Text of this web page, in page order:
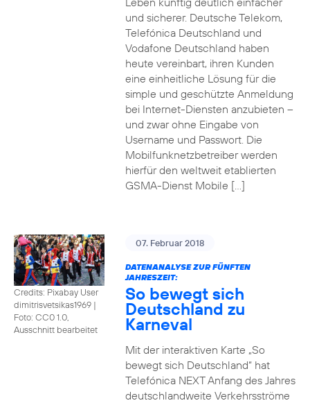
und sicherer. Deutsche Telekom,
Telefónica Deutschland und
Vodafone Deutschland haben
heute vereinbart, ihren Kunden
eine einheitliche Lösung für die
simple und geschützte Anmeldung
bei Internet-Diensten anzubieten –
und zwar ohne Eingabe von
Username und Passwort. Die
Mobilfunknetzbetreiber werden
hierfür den weltweit etablierten
GSMA-Dienst Mobile […]
Credits: Pixabay User
dimitrisvetsikas1969 |
Foto: CC0 1.0,
Ausschnitt bearbeitet
07. Februar 2018
DATENANALYSE ZUR FÜNFTEN
JAHRESZEIT:
So bewegt sich
Deutschland zu
Karneval
Mit der interaktiven Karte „So
bewegt sich Deutschland“ hat
Telefónica NEXT Anfang des Jahres
deutschlandweite Verkehrsströme